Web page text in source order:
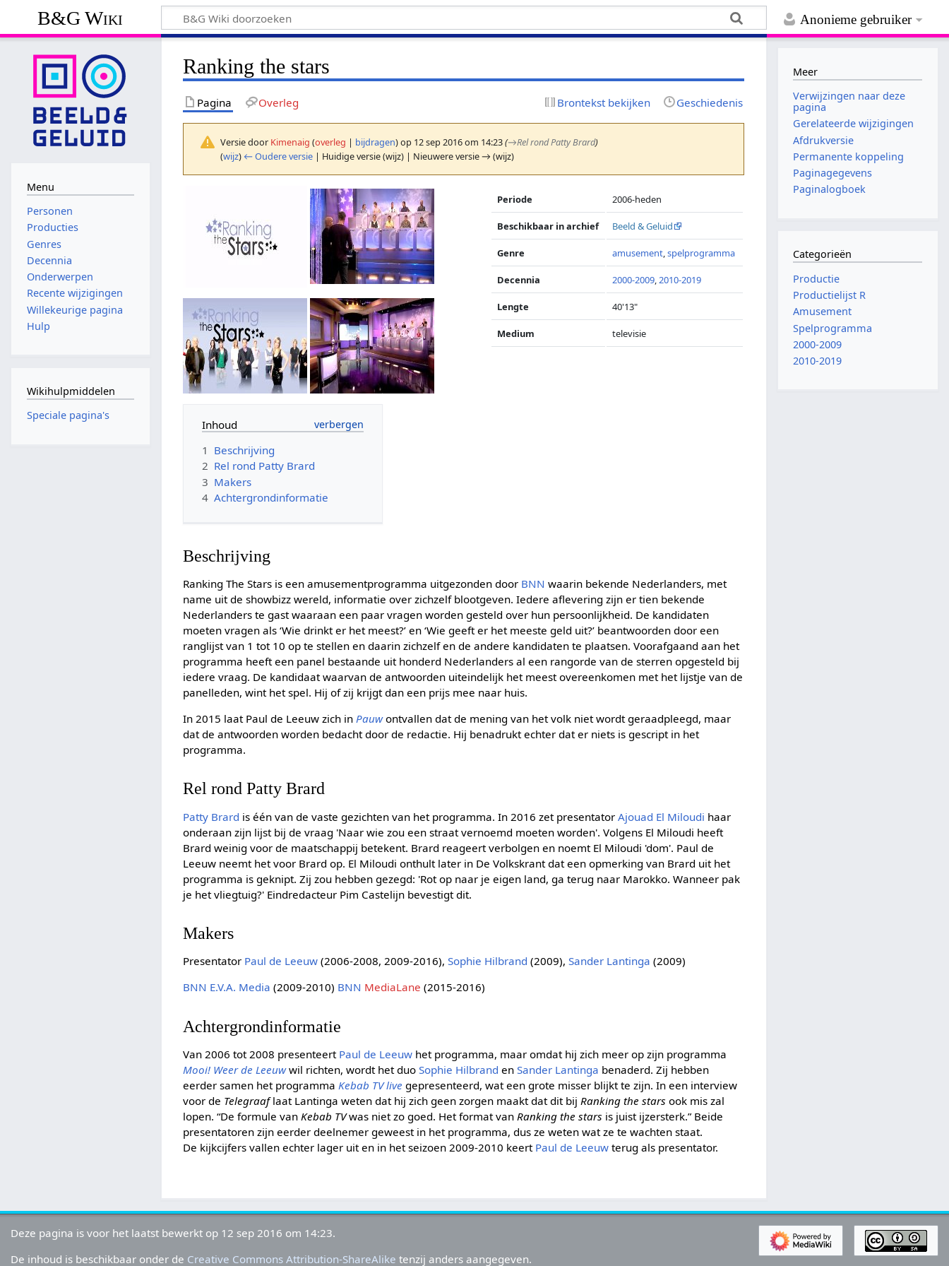
Anonieme gebruiker
B&G Wiki
Ranking the stars
Pagina Overleg Brontekst bekijken Geschiedenis
Versie door Kimenaig (overleg | bijdragen)op 12 sep 2016 om 14:23(→Rel rond Patty Brard)
(wijz) ← Oudere versie | Huidige versie (wijz) | Nieuwere versie → (wijz)
Periode 2006-heden
Beschikbaar in archief Beeld & Geluid
Genre amusement,spelprogramma
Decennia 2000-2009,2010-2019
Lengte 40'13"
Medium televisie
Inhoud
1 Beschrijving
2 Rel rond Patty Brard
3 Makers
4 Achtergrondinformatie
Beschrijving
Ranking The Stars is een amusementprogramma uitgezonden door BNN waarin bekende Nederlanders, met
name uit de showbizz wereld, informatie over zichzelf blootgeven. Iedere aflevering zijn er tien bekende
Nederlanders te gast waaraan een paar vragen worden gesteld over hun persoonlijkheid. De kandidaten
moeten vragen als ‘Wie drinkt er het meest?’ en ‘Wie geeft er het meeste geld uit?’ beantwoorden door een
ranglijst van 1 tot 10 op te stellen en daarin zichzelf en de andere kandidaten te plaatsen. Voorafgaand aan het
programma heeft een panel bestaande uit honderd Nederlanders al een rangorde van de sterren opgesteld bij
iedere vraag. De kandidaat waarvan de antwoorden uiteindelijk het meest overeenkomen met het lijstje van de
panelleden, wint het spel. Hij of zij krijgt dan een prijs mee naar huis.
In 2015 laat Paul de Leeuw zich inPauwontvallen dat de mening van het volk niet wordt geraadpleegd, maar
dat de antwoorden worden bedacht door de redactie. Hij benadrukt echter dat er niets is gescript in het
programma.
Rel rond Patty Brard
Patty Brard is één van de vaste gezichten van het programma. In 2016 zet presentatorAjouad El Miloudi haar
onderaan zijn lijst bij de vraag 'Naar wie zou een straat vernoemd moeten worden'. Volgens El Miloudi heeft
Brard weinig voor de maatschappij betekent. Brard reageert verbolgen en noemt El Miloudi 'dom'. Paul de
Leeuw neemt het voor Brard op. El Miloudi onthult later in De Volkskrant dat een opmerking van Brard uit het
programma is geknipt. Zij zou hebben gezegd: 'Rot op naar je eigen land, ga terug naar Marokko. Wanneer pak
je het vliegtuig?' Eindredacteur Pim Castelijn bevestigt dit.
Makers
Presentator Paul de Leeuw (2006-2008, 2009-2016),Sophie Hilbrand (2009),Sander Lantinga (2009)
BNN E.V.A. Media (2009-2010) BNN MediaLane (2015-2016)
Achtergrondinformatie
Van 2006 tot 2008 presenteert Paul de Leeuw het programma, maar omdat hij zich meer op zijn programma
Mooi! Weer de Leeuwwil richten, wordt het duoSophie Hilbrand enSander Lantinga benaderd. Zij hebben
eerder samen het programmaKebab TV live gepresenteerd, wat een grote misser blijkt te zijn. In een interview
voor de Telegraaflaat Lantinga weten dat hij zich geen zorgen maakt dat dit bijRanking the stars ook mis zal
lopen. “De formule vanKebab TVwas niet zo goed. Het format vanRanking the stars is juist ijzersterk.” Beide
presentatoren zijn eerder deelnemer geweest in het programma, dus ze weten wat ze te wachten staat.
De kijkcijfers vallen echter lager uit en in het seizoen 2009-2010 keert Paul de Leeuw terug als presentator.
Menu
Personen
Producties
Genres
Decennia
Onderwerpen
Recente wijzigingen
Willekeurige pagina
Hulp
Wikihulpmiddelen
Speciale pagina's
Meer
Verwijzingen naar deze
pagina
Gerelateerde wijzigingen
Afdrukversie
Permanente koppeling
Paginagegevens
Paginalogboek
Categorieën
Productie
Productielijst R
Amusement
Spelprogramma
2000-2009
2010-2019
Deze pagina is voor het laatst bewerkt op 12 sep 2016 om 14:23.
De inhoud is beschikbaar onder de Creative Commons Attribution-ShareAlike tenzij anders aangegeven.